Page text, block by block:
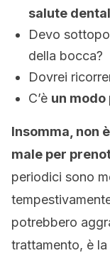
salute
Devo
della bocca?
Dovrei
C’è un
Insomma, non
male per
periodici sono
potrebbero
trattamento, è